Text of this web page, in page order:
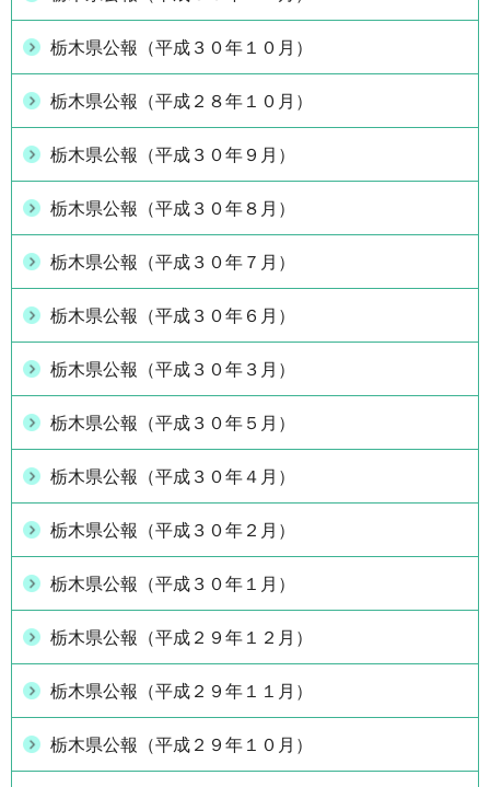
栃木県公報（平成３０年１０月）
栃木県公報（平成２８年１０月）
栃木県公報（平成３０年９月）
栃木県公報（平成３０年８月）
栃木県公報（平成３０年７月）
栃木県公報（平成３０年６月）
栃木県公報（平成３０年３月）
栃木県公報（平成３０年５月）
栃木県公報（平成３０年４月）
栃木県公報（平成３０年２月）
栃木県公報（平成３０年１月）
栃木県公報（平成２９年１２月）
栃木県公報（平成２９年１１月）
栃木県公報（平成２９年１０月）